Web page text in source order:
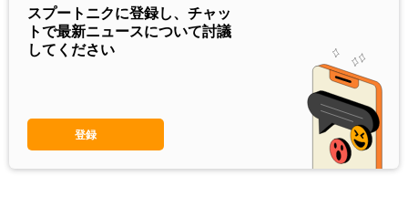
スプートニクに登録し、チャッ
トで最新ニュースについて討議
してください
登録